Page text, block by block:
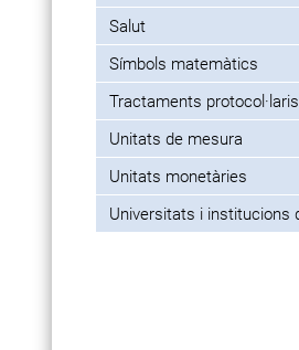
Salut
Símbols matemàtics
Tractaments protocol·laris
Unitats de mesura
Unitats monetàries
Universitats i institucions